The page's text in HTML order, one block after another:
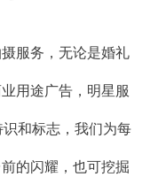
服务 ， 无论是婚礼
用途广告， 明星服
和标志， 我们为每
的闪耀 ， 也可挖掘